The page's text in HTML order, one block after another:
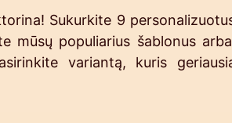
Sukurkite 9
mūsų populiarius šablonus
variantą, kuris